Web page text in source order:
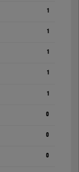
1
1
1
1
1
0
0
0